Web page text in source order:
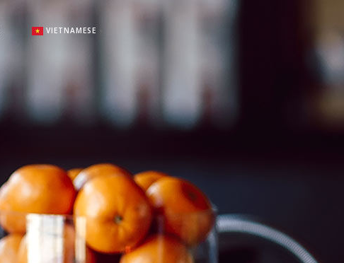
VIETNAMESE